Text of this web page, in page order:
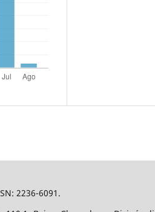
2236-6091.